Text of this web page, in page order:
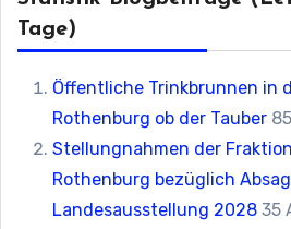
Tage)
Öffentliche Trinkbrunnen in
Rothenburg ob der Tauber
Stellungnahmen der
Rothenburg bezüglich
Landesausstellung 2028 35